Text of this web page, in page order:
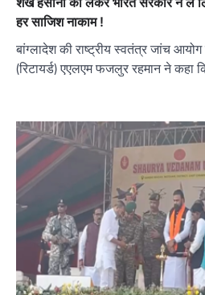
हर साजिश नाकाम !
बांग्लादेश की राष्ट्रीय स्वतंत्र जांच
(रिटायर्ड) एएलएम फजलुर रहमान ने